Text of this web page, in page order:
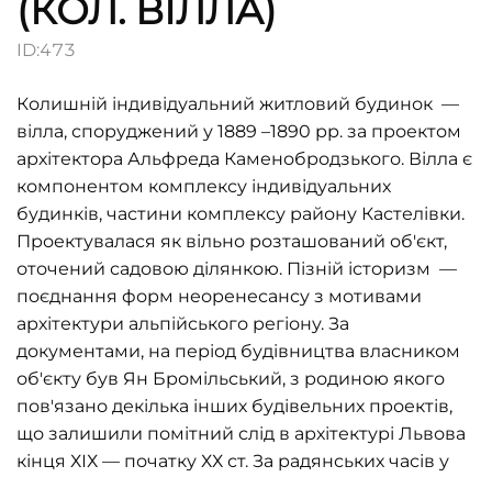
(КОЛ. ВІЛЛА)
ID:473
Колишній індивідуальний житловий будинок —
вілла, споруджений у 1889 –1890 рр. за проектом
архітектора Альфреда Каменобродзького. Вілла є
компонентом комплексу індивідуальних
будинків, частини комплексу району Кастелівки.
Проектувалася як вільно розташований об'єкт,
оточений садовою ділянкою. Пізній історизм —
поєднання форм неоренесансу з мотивами
архітектури альпійського регіону. За
документами, на період будівництва власником
об'єкту був Ян Бромільський, з родиною якого
пов'язано декілька інших будівельних проектів,
що залишили помітний слід в архітектурі Львова
кінця ХІХ — початку ХХ ст. За радянських часів у